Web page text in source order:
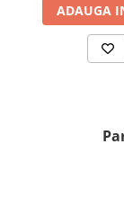
ADAUGA